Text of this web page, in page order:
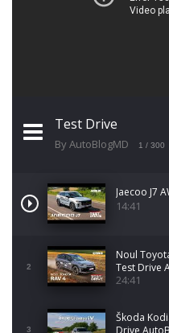
Test Drive
By AutoBlogMD 1 / 300
Jaecoo J7
14:41
2
Noul
Test Drive
24:41
3
Škoda
Drive